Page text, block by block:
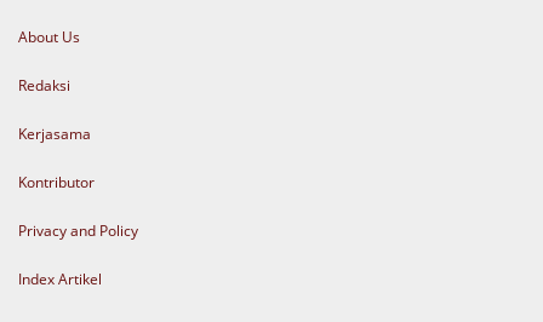
About Us
Redaksi
Kerjasama
Kontributor
Privacy and Policy
Index Artikel